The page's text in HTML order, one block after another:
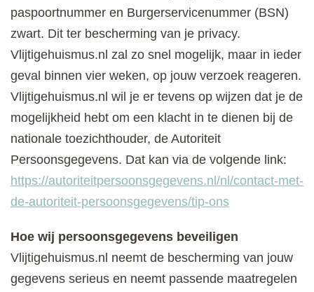
paspoortnummer en Burgerservicenummer (BSN)
zwart. Dit ter bescherming van je privacy.
Vlijtigehuismus.nl zal zo snel mogelijk, maar in ieder
geval binnen vier weken, op jouw verzoek reageren.
Vlijtigehuismus.nl wil je er tevens op wijzen dat je de
mogelijkheid hebt om een klacht in te dienen bij de
nationale toezichthouder, de Autoriteit
Persoonsgegevens. Dat kan via de volgende link:
https://autoriteitpersoonsgegevens.nl/nl/contact-met-
de-autoriteit-persoonsgegevens/tip-ons
Hoe wij persoonsgegevens beveiligen
Vlijtigehuismus.nl neemt de bescherming van jouw
gegevens serieus en neemt passende maatregelen